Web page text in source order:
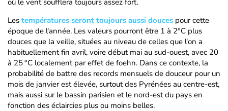
où le vent soufflera toujours assez fort.
Les températures seront toujours aussi douces pour cette
époque de l'année. Les valeurs pourront être 1 à 2°C plus
douces que la veille, situées au niveau de celles que l'on a
habituellement fin avril, voire début mai au sud-ouest, avec 20
à 25 °C localement par effet de foehn. Dans ce contexte, la
probabilité de battre des records mensuels de douceur pour un
mois de janvier est élevée, surtout des Pyrénées au centre-est,
mais aussi sur le bassin parisien et le nord-est du pays en
fonction des éclaircies plus ou moins belles.